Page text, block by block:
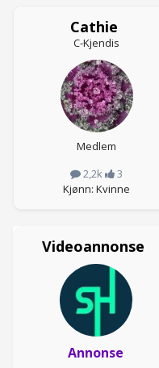
Cathie
C-Kjendis
Medlem
2,2k
3
Kjønn: Kvinne
Videoannonse
Annonse